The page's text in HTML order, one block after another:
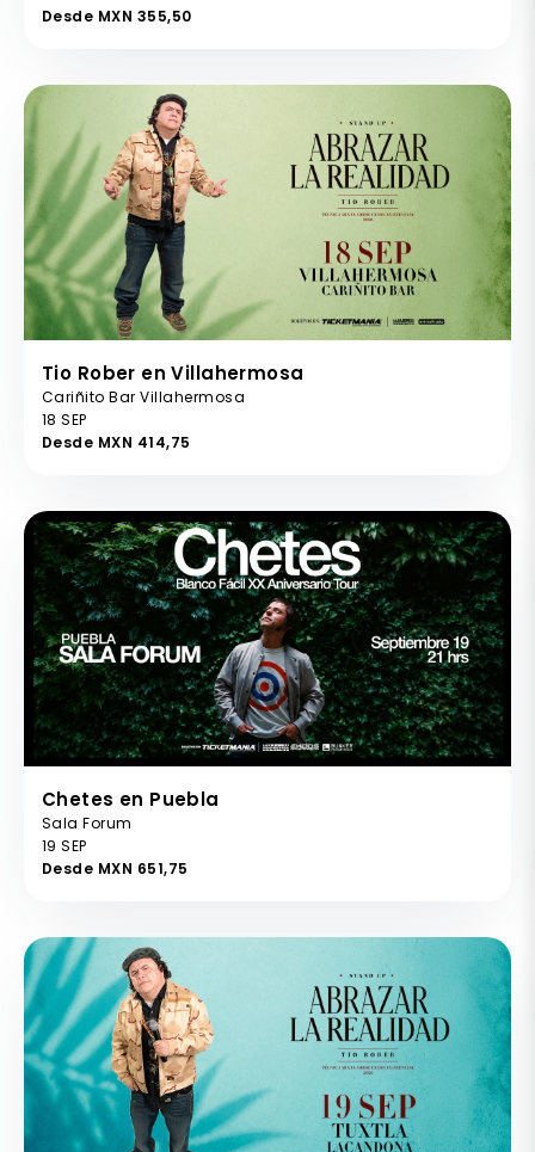
Desde MXN 355,50
Tio Rober en Villahermosa
Cariñito Bar Villahermosa
18 SEP
Desde MXN 414,75
Chetes en Puebla
Sala Forum
19 SEP
Desde MXN 651,75